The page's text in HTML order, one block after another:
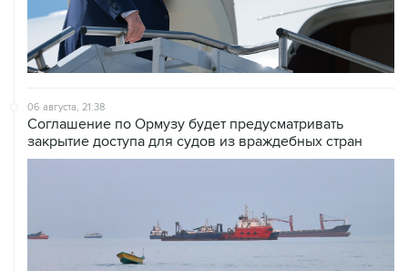
06 августа, 21:38
Соглашение по Ормузу будет предусматривать
закрытие доступа для судов из враждебных стран